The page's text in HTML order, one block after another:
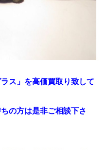
ス」を高価買取り致して
の方は是非ご相談下さ